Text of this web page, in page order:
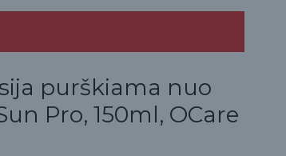
purškiama nuo
Pro, 150ml, OCare